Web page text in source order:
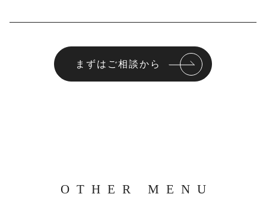
まずはご相談から
OTHER MENU